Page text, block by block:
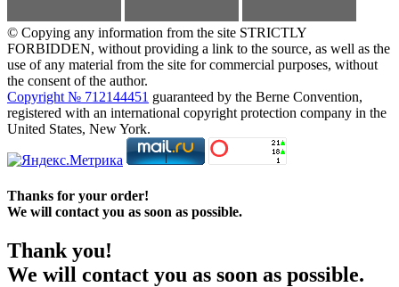
© Copying any information from the site STRICTLY
FORBIDDEN, without providing a link to the source, as well as the
use of any material from the site for commercial purposes, without
the consent of the author.
Copyright № 712144451 guaranteed by the Berne Convention,
registered with an international copyright protection company in the
United States, New York.
Thanks for your order!
We will contact you as soon as possible.
Thank you!
We will contact you as soon as possible.